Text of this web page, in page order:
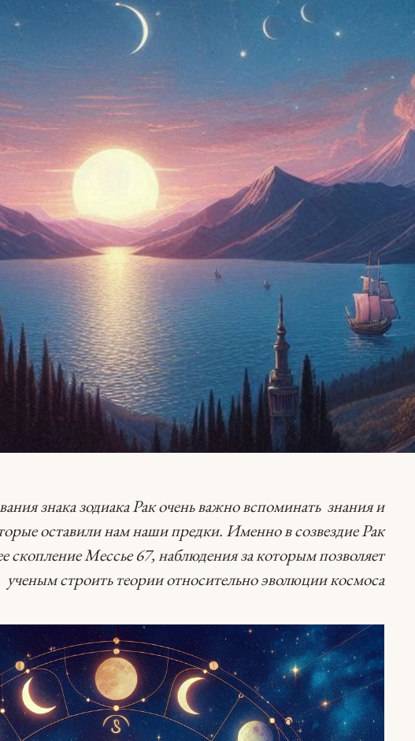
знака зодиака Рак очень важно вспоминать знания и
оставили нам наши предки. Именно в созвездие Рак
скопление Мессье 67, наблюдения за которым позволяет
ученым строить теории относительно эволюции космоса